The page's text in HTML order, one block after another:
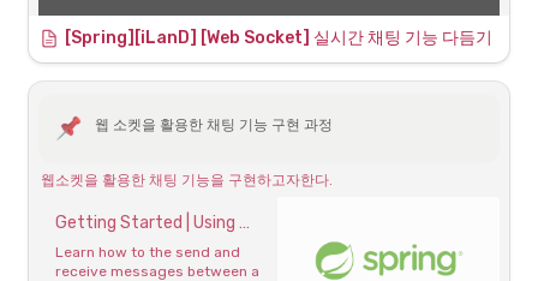
chatting.js
[Spring][iLanD] [Web Socket] 실시간 채팅 기능 다듬기
웹 소켓을 활용한 채팅 기능 구현 과정
웹소켓을 활용한 채팅 기능을 구현하고자한다.
Getting Started | Using WebSocket to build an interactive web application
Learn how to the send and
receive messages between a